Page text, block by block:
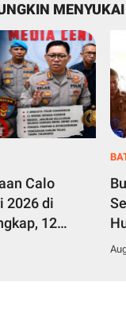
Calo
2026 di
12
2